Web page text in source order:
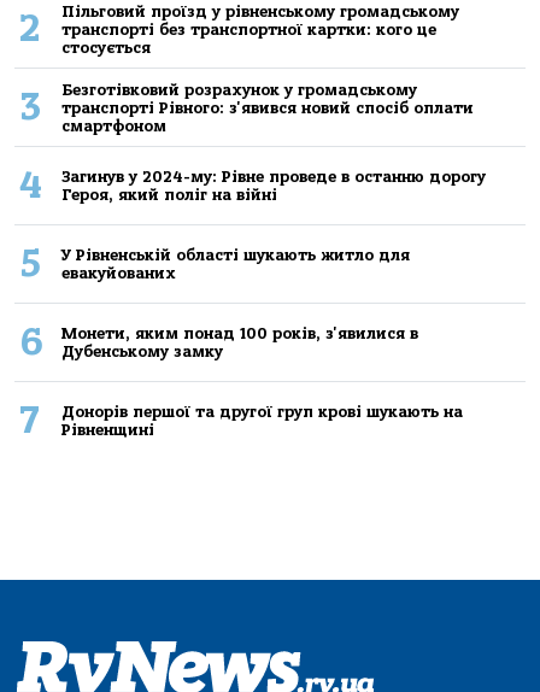
2
Пільговий проїзд у рівненському громадському
транспорті без транспортної картки: кого це
стосується
3
Безготівковий розрахунок у громадському
транспорті Рівного: з'явився новий спосіб оплати
смартфоном
4
Загинув у 2024-му: Рівне проведе в останню дорогу
Героя, який поліг на війні
5
У Рівненській області шукають житло для
евакуйованих
6
Монети, яким понад 100 років, з'явилися в
Дубенському замку
7
Донорів першої та другої груп крові шукають на
Рівненщині